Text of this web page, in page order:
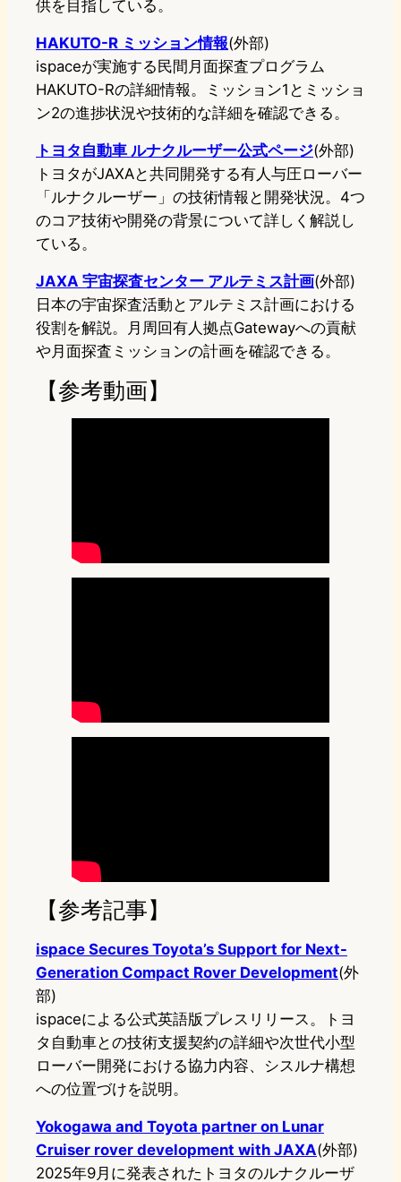
供を目指している。
HAKUTO-R ミッション情報(外部)
ispaceが実施する民間月面探査プログラム
HAKUTO-Rの詳細情報。ミッション1とミッショ
ン2の進捗状況や技術的な詳細を確認できる。
トヨタ自動車 ルナクルーザー公式ページ(外部)
トヨタがJAXAと共同開発する有人与圧ローバー
「ルナクルーザー」の技術情報と開発状況。4つ
のコア技術や開発の背景について詳しく解説し
ている。
JAXA 宇宙探査センター アルテミス計画(外部)
日本の宇宙探査活動とアルテミス計画における
役割を解説。月周回有人拠点Gatewayへの貢献
や月面探査ミッションの計画を確認できる。
【参考動画】
【参考記事】
ispace Secures Toyota’s Support for Next-
Generation Compact Rover Development(外
部)
ispaceによる公式英語版プレスリリース。トヨ
タ自動車との技術支援契約の詳細や次世代小型
ローバー開発における協力内容、シスルナ構想
への位置づけを説明。
Yokogawa and Toyota partner on Lunar
Cruiser rover development with JAXA(外部)
2025年9月に発表されたトヨタのルナクルーザ